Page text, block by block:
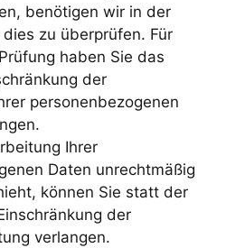
benötigen wir in der
zu überprüfen. Für
haben Sie das
der
personenbezogenen
Ihrer
Daten unrechtmäßig
können Sie statt der
der
verlangen.